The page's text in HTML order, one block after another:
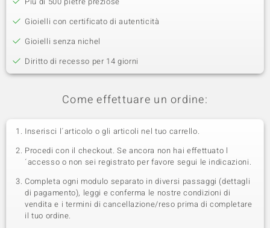
Gioielli con certificato di autenticità
Gioielli senza nichel
Diritto di recesso per 14 giorni
Come effettuare un ordine:
Inserisci l´articolo o gli articoli nel tuo carrello.
Procedi con il checkout. Se ancora non hai effettuato l
´accesso o non sei registrato per favore segui le indicazioni.
Completa ogni modulo separato in diversi passaggi (dettagli
di pagamento), leggi e conferma le nostre condizioni di
vendita e i termini di cancellazione/reso prima di completare
il tuo ordine.